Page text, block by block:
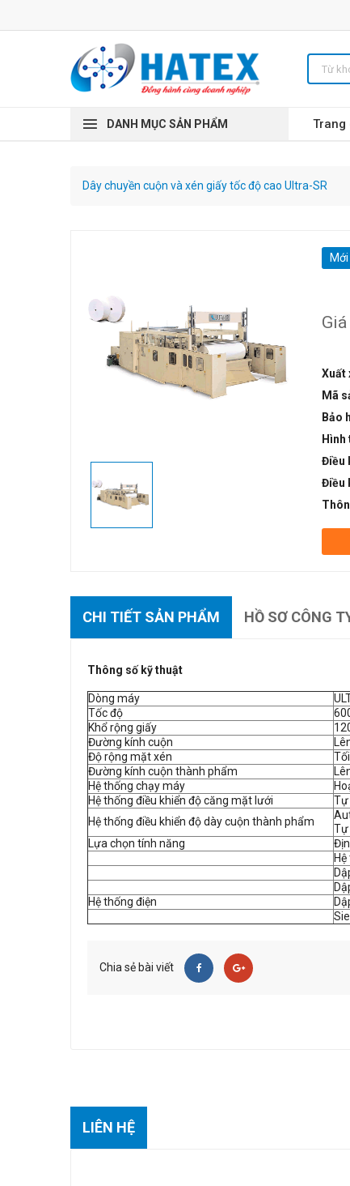
DANH MỤC SẢN PHẨM Trang
Dây chuyền cuộn và xén giấy tốc độ cao Ultra-SR
Mới
Giá
Xuất
Mã
Bảo
Điều
Điều
CHI TIẾT SẢN PHẨM HỒ SƠ CÔNG
Thông số kỹ thuật
Dòng máy
Tốc độ
Khổ rộng giấy
Đường kính cuộn
Độ rộng mặt xén
Đường kính cuộn thành phẩm
Hệ thống chạy máy
Hệ thống điều khiển độ căng mặt lưới
Tự
Hệ thống điều khiển độ dày cuộn thành phẩm
Tự
Lựa chọn tính năng
Hệ thống điện
Chia sẻ bài viết
LIÊN HỆ